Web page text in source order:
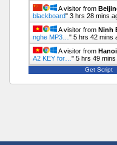
A visitor from
blackboard" 3 hrs 28 mins
A visitor from Ninh
nghe MP3… " 5 hrs 42 mins
A visitor from
A2 KEY for… " 5 hrs 49 mins
Get Script